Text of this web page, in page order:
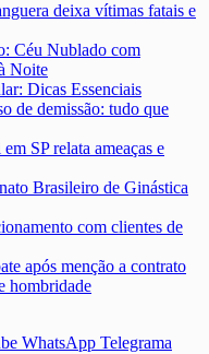
deixa vítimas fatais e
Céu Nublado com
Noite
Dicas Essenciais
de demissão: tudo que
SP relata ameaças e
Brasileiro de Ginástica
com clientes de
após menção a contrato
hombridade
WhatsApp Telegrama